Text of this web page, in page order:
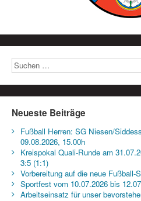
Neueste Beiträge
Fußball Herren: SG Niesen/
09.08.2026, 15.00h
Kreispokal Quali-Runde am
3:5 (1:1)
Vorbereitung auf die neue Fußball-
Sportfest vom 10.07.2026 bis
Arbeitseinsatz für unser